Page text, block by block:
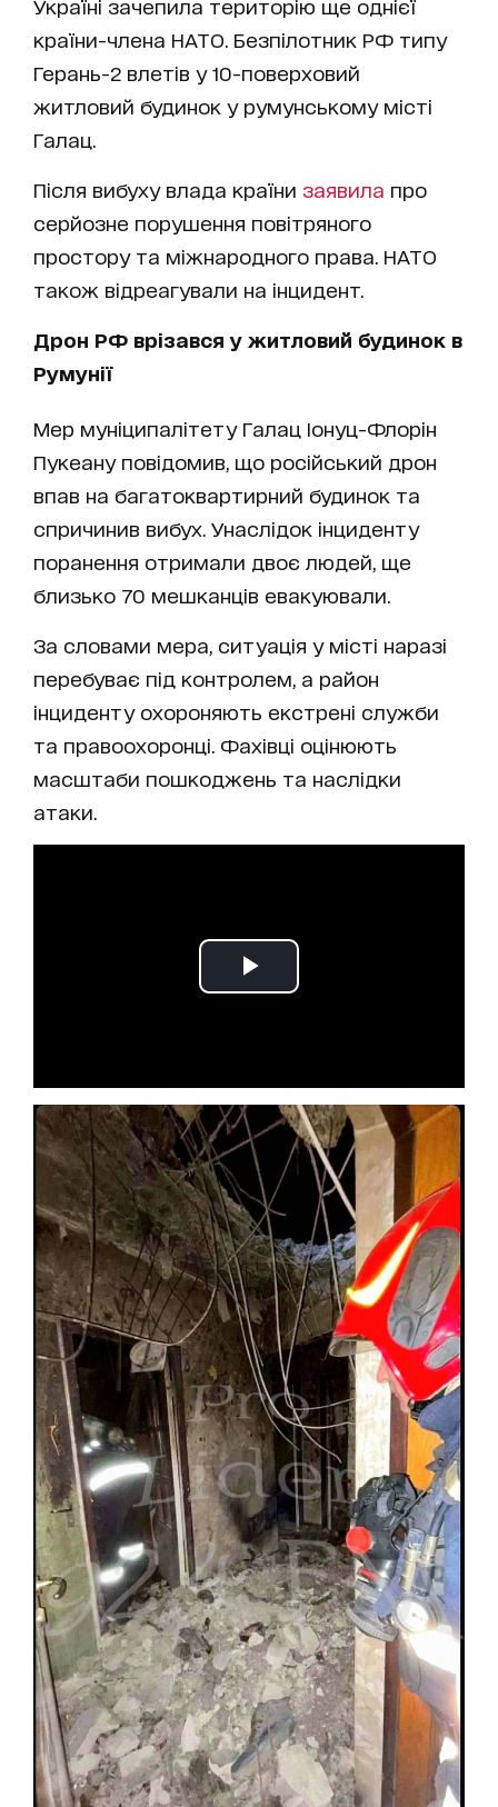
Україні зачепила територію ще однієї
країни-члена НАТО. Безпілотник РФ типу
Герань-2 влетів у 10-поверховий
житловий будинок у румунському місті
Галац.
Після вибуху влада країни заявила про
серйозне порушення повітряного
простору та міжнародного права. НАТО
також відреагували на інцидент.
Дрон РФ врізався у житловий будинок в
Румунії
Мер муніципалітету Галац Іонуц-Флорін
Пукеану повідомив, що російський дрон
впав на багатоквартирний будинок та
спричинив вибух. Унаслідок інциденту
поранення отримали двоє людей, ще
близько 70 мешканців евакуювали.
За словами мера, ситуація у місті наразі
перебуває під контролем, а район
інциденту охороняють екстрені служби
та правоохоронці. Фахівці оцінюють
масштаби пошкоджень та наслідки
атаки.